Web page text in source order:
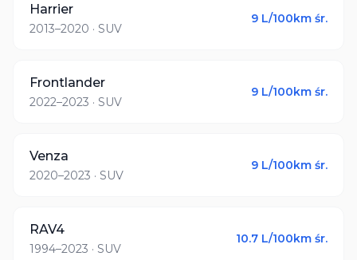
Harrier
2013–2020 · SUV
9 L/100km śr.
Frontlander
2022–2023 · SUV
9 L/100km śr.
Venza
2020–2023 · SUV
9 L/100km śr.
RAV4
1994–2023 · SUV
10.7 L/100km śr.